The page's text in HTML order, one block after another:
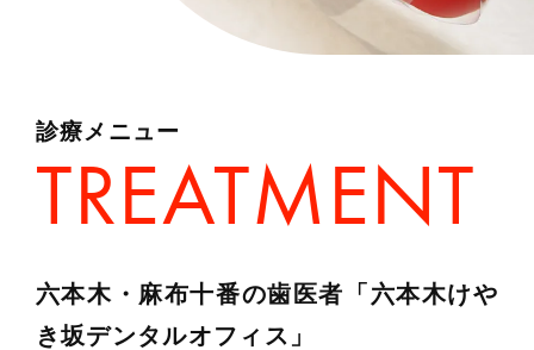
診療メニュー
六本木・麻布十番の歯医者「六本木けや
き坂デンタルオフィス」